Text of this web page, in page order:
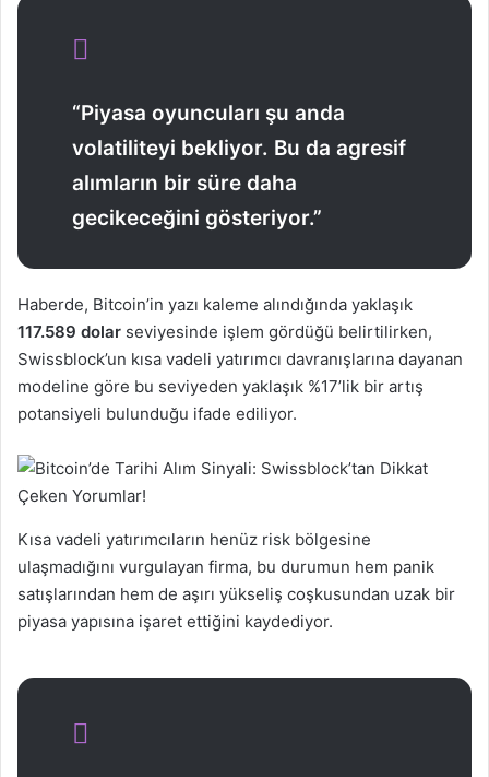
“Piyasa oyuncuları şu anda
volatiliteyi bekliyor. Bu da agresif
alımların bir süre daha
gecikeceğini gösteriyor.”
Haberde, Bitcoin’in yazı kaleme alındığında yaklaşık
117.589 dolar seviyesinde işlem gördüğü belirtilirken,
Swissblock’un kısa vadeli yatırımcı davranışlarına dayanan
modeline göre bu seviyeden yaklaşık %17’lik bir artış
potansiyeli bulunduğu ifade ediliyor.
Kısa vadeli yatırımcıların henüz risk bölgesine
ulaşmadığını vurgulayan firma, bu durumun hem panik
satışlarından hem de aşırı yükseliş coşkusundan uzak bir
piyasa yapısına işaret ettiğini kaydediyor.